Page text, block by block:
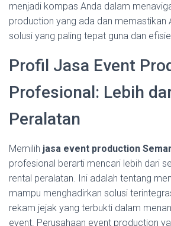
menjadi kompas Anda dalam
production yang ada dan memastikan
solusi yang paling tepat guna dan
Profil Jasa Event
Profesional: Lebih
Peralatan
Memilih jasa event production
profesional berarti mencari lebih dari
rental peralatan. Ini adalah tentang
mampu menghadirkan solusi
rekam jejak yang terbukti dalam
event. Perusahaan event production